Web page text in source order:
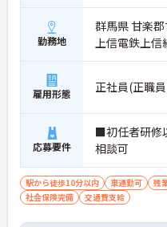
勤務地
群馬県 甘楽
上信電鉄上信
雇用形態 正社員(正職
応募要件
■初任者研修
相談可
駅から徒歩10分以内 車通勤可 残
社会保険完備
交通費支給